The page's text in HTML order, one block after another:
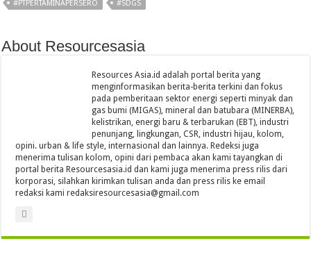
#PTPERTAMINAPERSERO #SDGS
About Resourcesasia
Resources Asia.id adalah portal berita yang
menginformasikan berita-berita terkini dan fokus
pada pemberitaan sektor energi seperti minyak dan
gas bumi (MIGAS), mineral dan batubara (MINERBA),
kelistrikan, energi baru & terbarukan (EBT), industri
penunjang, lingkungan, CSR, industri hijau, kolom,
opini. urban & life style, internasional dan lainnya. Redeksi juga
menerima tulisan kolom, opini dari pembaca akan kami tayangkan di
portal berita Resourcesasia.id dan kami juga menerima press rilis dari
korporasi, silahkan kirimkan tulisan anda dan press rilis ke email
redaksi kami redaksiresourcesasia@gmail.com